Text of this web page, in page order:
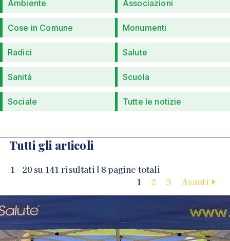
Ambiente Associazioni
Cose in Comune Monumenti
Radici Salute
Sanità Scuola
Sociale Tutte le notizie
Tutti gli articoli
1 - 20 su 141 risultati | 8 pagine totali
1
2 3 Avanti